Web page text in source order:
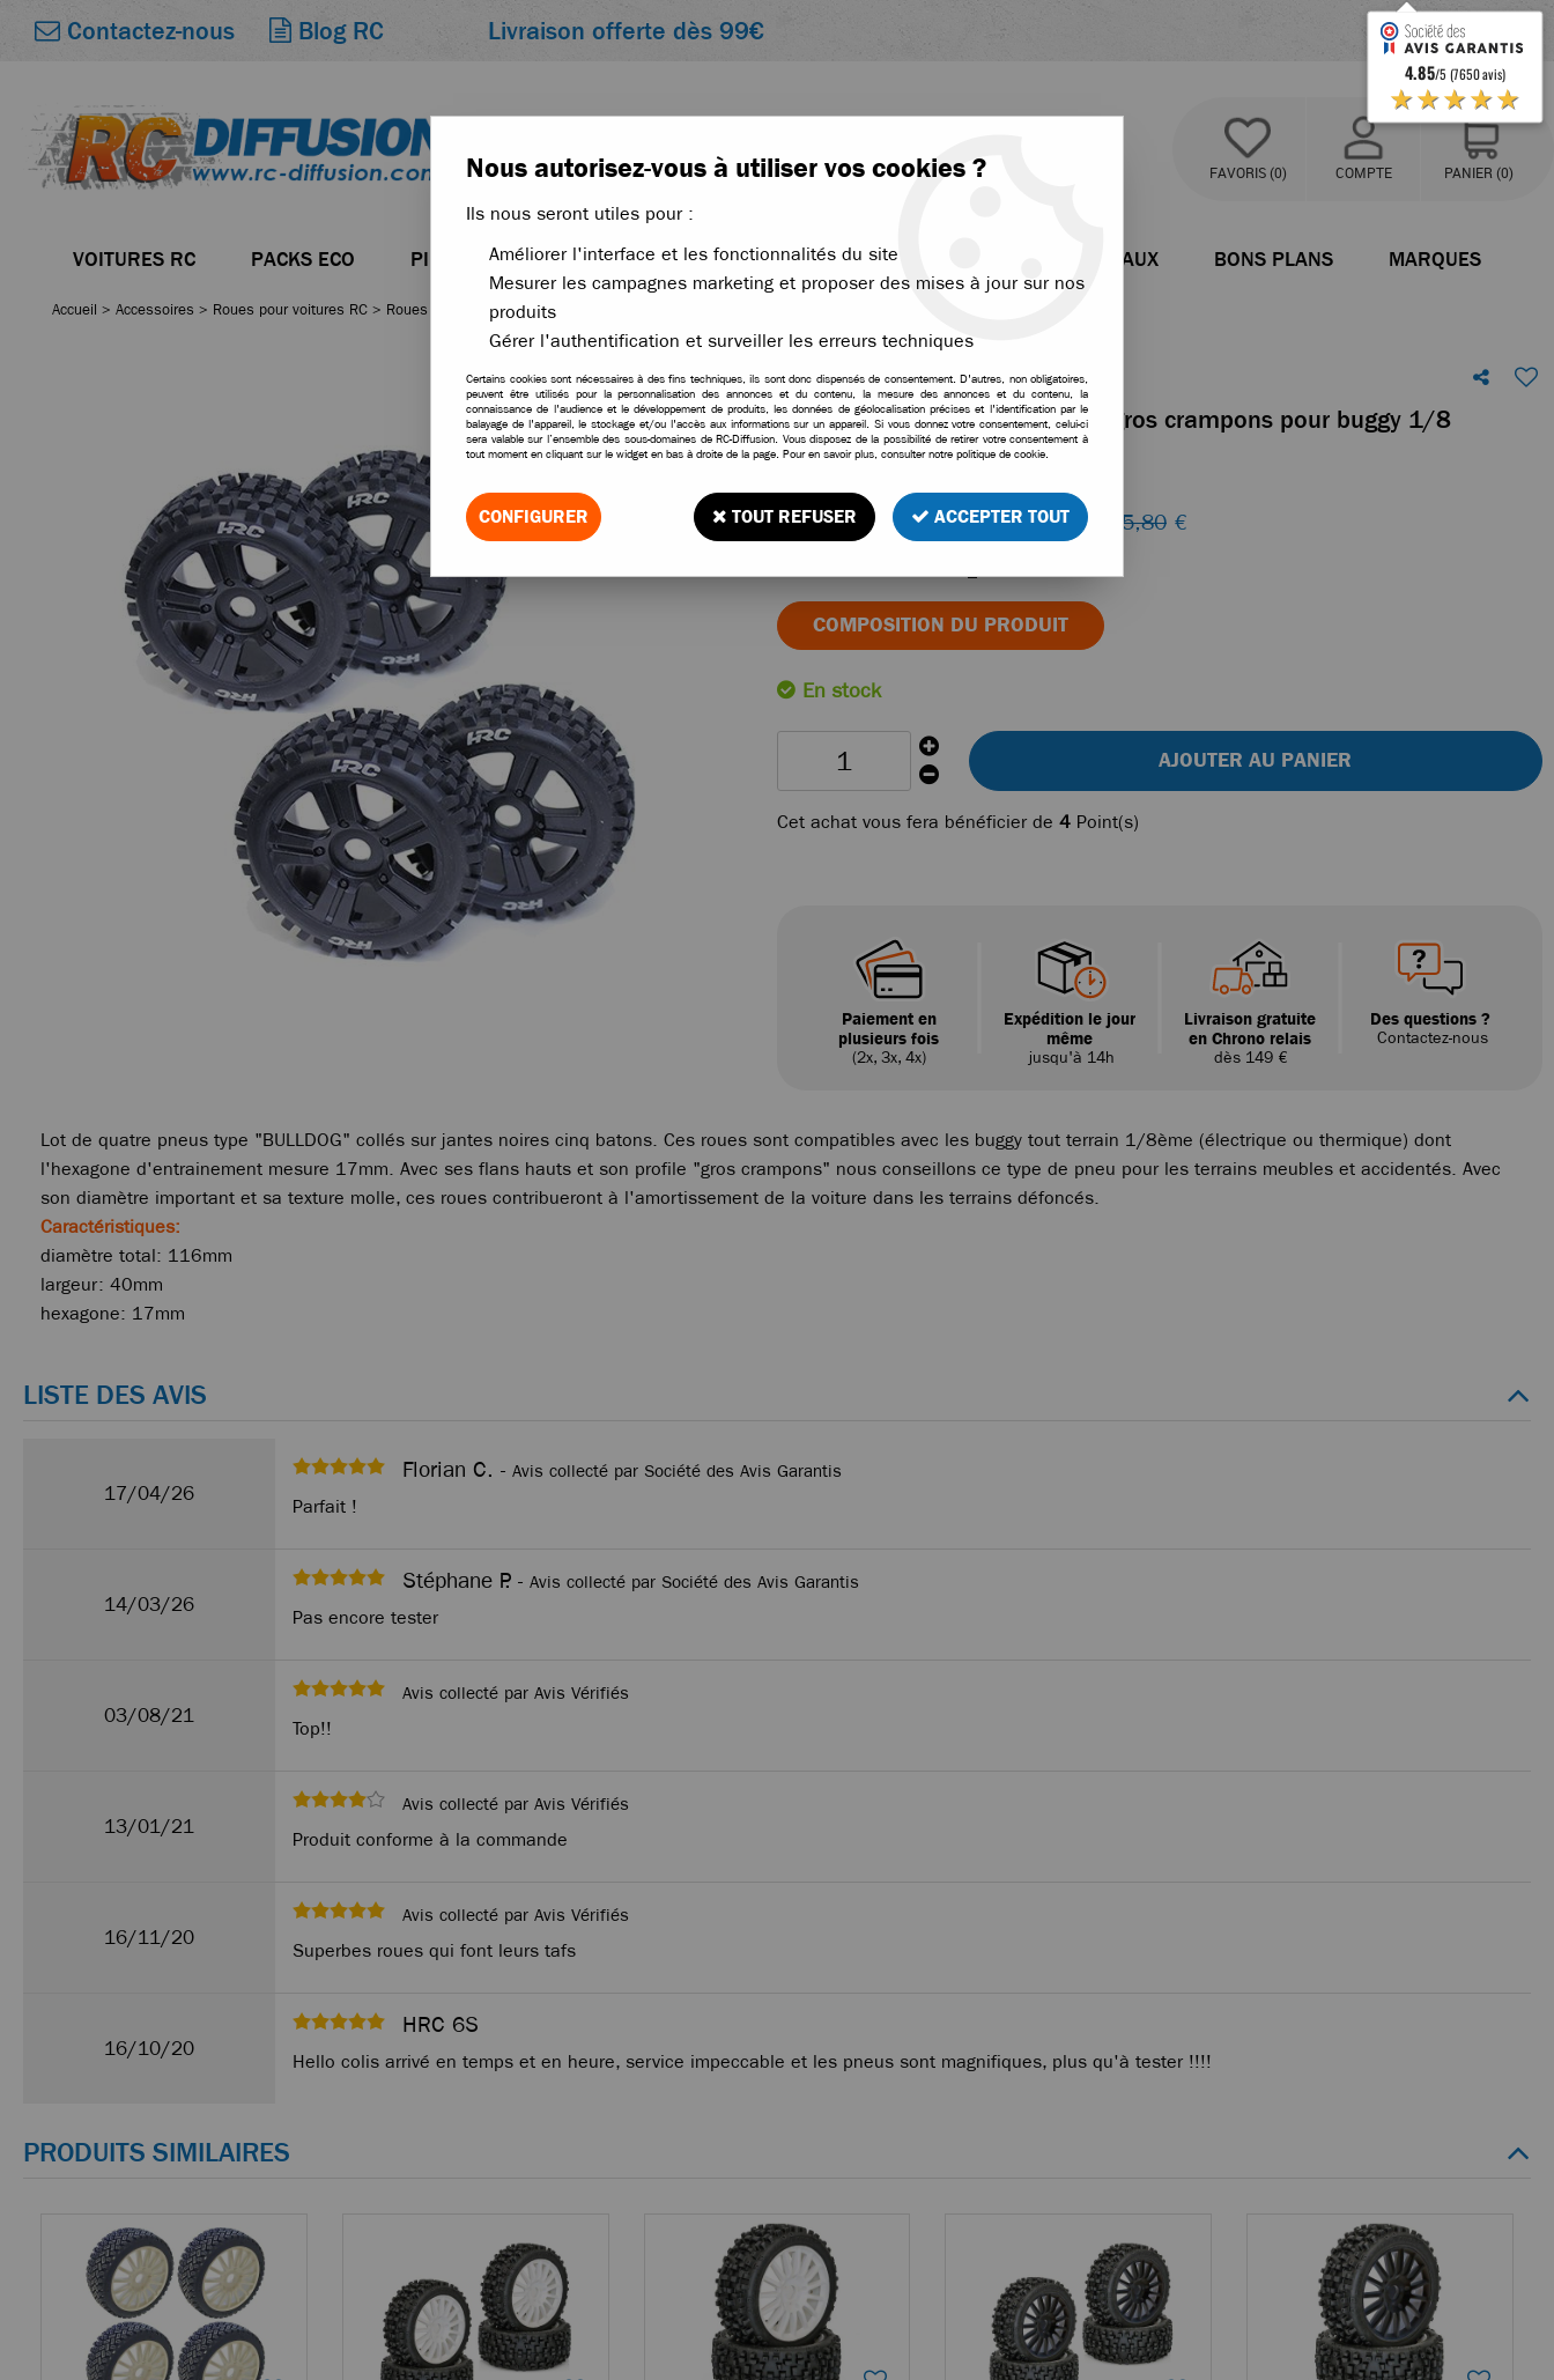
Contactez-nous Blog RC Livraison offerte dès 99€
FAVORIS (0) COMPTE PANIER (0)
VOITURES RC PACKS ECO PIÈCES ACCESSOIRES ÉLECTRONIQUE BATEAUX BONS PLANS MARQUES
Accueil > Accessoires > Roues pour voitures RC > Roues Buggy 1/8 >HRC lot de roues type Bulldog gros crampons pour buggy 1/8
HRC lot de roues type Bulldog gros crampons pour buggy 1/8
6Avis Donnez votre avis
39,80 €TTC au lieu de 45,80 €
COMPOSITION DU PRODUIT
En stock
AJOUTER AU PANIER
Cet achat vous fera bénéficier de 4 Point(s)
Paiement en
plusieurs fois
(2x, 3x, 4x)
Expédition le jour
même
jusqu'à 14h
Livraison gratuite
en Chrono relais
dès 149 €
Des questions ?
Contactez-nous
Lot de quatre pneus type "BULLDOG" collés sur jantes noires cinq batons. Ces roues sont compatibles avec les buggy tout terrain 1/8ème (électrique ou thermique) dont
l'hexagone d'entrainement mesure 17mm. Avec ses flans hauts et son profile "gros crampons" nous conseillons ce type de pneu pour les terrains meubles et accidentés. Avec
son diamètre important et sa texture molle, ces roues contribueront à l'amortissement de la voiture dans les terrains défoncés.
Caractéristiques:
diamètre total: 116mm
largeur: 40mm
hexagone: 17mm
LISTE DES AVIS
17/04/26
Florian C. - Avis collecté par Société des Avis Garantis
Parfait !
14/03/26
Stéphane P. - Avis collecté par Société des Avis Garantis
Pas encore tester
03/08/21
Avis collecté par Avis Vérifiés
Top!!
13/01/21
Avis collecté par Avis Vérifiés
Produit conforme à la commande
16/11/20
Avis collecté par Avis Vérifiés
Superbes roues qui font leurs tafs
16/10/20
HRC 6S
Hello colis arrivé en temps et en heure, service impeccable et les pneus sont magnifiques, plus qu'à tester !!!!
PRODUITS SIMILAIRES
Nous autorisez-vous à utiliser vos cookies ?
Ils nous seront utiles pour :
Améliorer l'interface et les fonctionnalités du site
Mesurer les campagnes marketing et proposer des mises à jour sur nos
produits
Gérer l'authentification et surveiller les erreurs techniques
Certains cookies sont nécessaires à des fins techniques, ils sont donc dispensés de consentement. D'autres, non obligatoires,
peuvent être utilisés pour la personnalisation des annonces et du contenu, la mesure des annonces et du contenu, la
connaissance de l'audience et le développement de produits, les données de géolocalisation précises et l'identification par le
balayage de l'appareil, le stockage et/ou l'accès aux informations sur un appareil. Si vous donnez votre consentement, celui-ci
sera valable sur l’ensemble des sous-domaines de RC-Diffusion. Vous disposez de la possibilité de retirer votre consentement à
tout moment en cliquant sur le widget en bas à droite de la page. Pour en savoir plus, consulter notre politique de cookie.
CONFIGURER TOUT REFUSER ACCEPTER TOUT
4.85/5 (7650 avis)
★★★★★